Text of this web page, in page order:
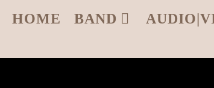
HOME BAND